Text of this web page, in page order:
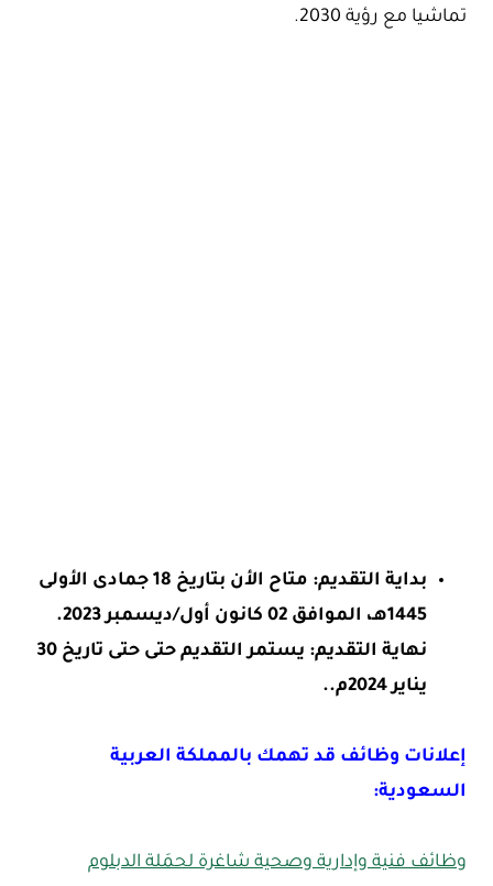
تماشيا مع رؤية 2030.
بداية التقديم: متاح الأن بتاريخ 18 جمادى الأولى
1445هـ، الموافق 02 كانون أول/ديسمبر 2023.
نهاية التقديم: يستمر التقديم حتى حتى تاريخ 30
يناير 2024م..
إعلانات وظائف قد تهمك بالمملكة العربية
السعودية:
وظائف فنية وإدارية وصحية شاغرة لحمَلة الدبلوم